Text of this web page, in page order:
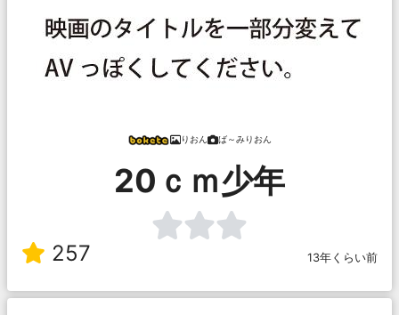
りおん ば～みりおん
20ｃｍ少年
257 13年くらい前